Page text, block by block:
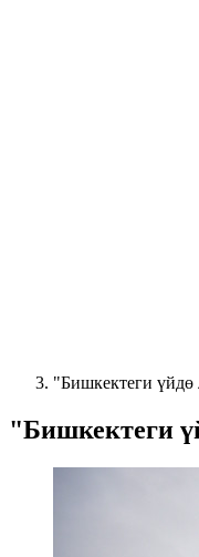
"Бишкектеги үйдө
"Бишкектеги